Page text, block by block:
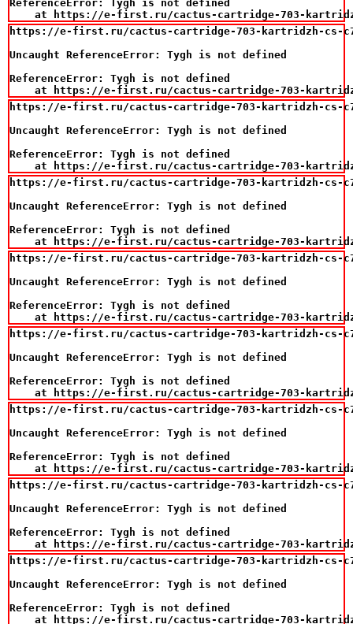
ReferenceError: Tygh is not defined
at https://e-first.ru/cactus-cartridge-703-
https://e-first.ru/cactus-cartridge-703-kartridzh-cs-
Uncaught ReferenceError: Tygh is not defined
ReferenceError: Tygh is not defined
at https://e-first.ru/cactus-cartridge-703-
https://e-first.ru/cactus-cartridge-703-kartridzh-cs-
Uncaught ReferenceError: Tygh is not defined
ReferenceError: Tygh is not defined
at https://e-first.ru/cactus-cartridge-703-
https://e-first.ru/cactus-cartridge-703-kartridzh-cs-
Uncaught ReferenceError: Tygh is not defined
ReferenceError: Tygh is not defined
at https://e-first.ru/cactus-cartridge-703-
https://e-first.ru/cactus-cartridge-703-kartridzh-cs-
Uncaught ReferenceError: Tygh is not defined
ReferenceError: Tygh is not defined
at https://e-first.ru/cactus-cartridge-703-
https://e-first.ru/cactus-cartridge-703-kartridzh-cs-
Uncaught ReferenceError: Tygh is not defined
ReferenceError: Tygh is not defined
at https://e-first.ru/cactus-cartridge-703-
https://e-first.ru/cactus-cartridge-703-kartridzh-cs-
Uncaught ReferenceError: Tygh is not defined
ReferenceError: Tygh is not defined
at https://e-first.ru/cactus-cartridge-703-
https://e-first.ru/cactus-cartridge-703-kartridzh-cs-
Uncaught ReferenceError: Tygh is not defined
ReferenceError: Tygh is not defined
at https://e-first.ru/cactus-cartridge-703-
https://e-first.ru/cactus-cartridge-703-kartridzh-cs-
Uncaught ReferenceError: Tygh is not defined
ReferenceError: Tygh is not defined
at https://e-first.ru/cactus-cartridge-703-